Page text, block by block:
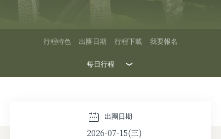
行程特色 出團日期 行程下載 我要報名
每日行程
出團日期
2026-07-15(三)